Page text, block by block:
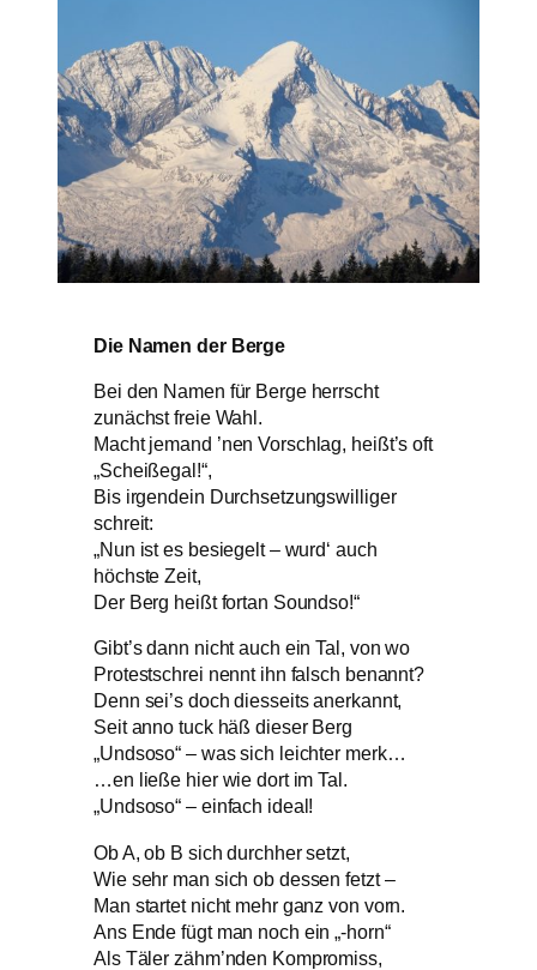
Die Namen der Berge
Bei den Namen für Berge herrscht
zunächst freie Wahl.
Macht jemand ’nen Vorschlag, heißt’s oft
„Scheißegal!“,
Bis irgendein Durchsetzungswilliger
schreit:
„Nun ist es besiegelt – wurd‘ auch
höchste Zeit,
Der Berg heißt fortan Soundso!“
Gibt’s dann nicht auch ein Tal, von wo
Protestschrei nennt ihn falsch benannt?
Denn sei’s doch diesseits anerkannt,
Seit anno tuck häß dieser Berg
„Undsoso“ – was sich leichter merk…
…en ließe hier wie dort im Tal.
„Undsoso“ – einfach ideal!
Ob A, ob B sich durchher setzt,
Wie sehr man sich ob dessen fetzt –
Man startet nicht mehr ganz von vorn.
Ans Ende fügt man noch ein „-horn“
Als Täler zähm’nden Kompromiss,